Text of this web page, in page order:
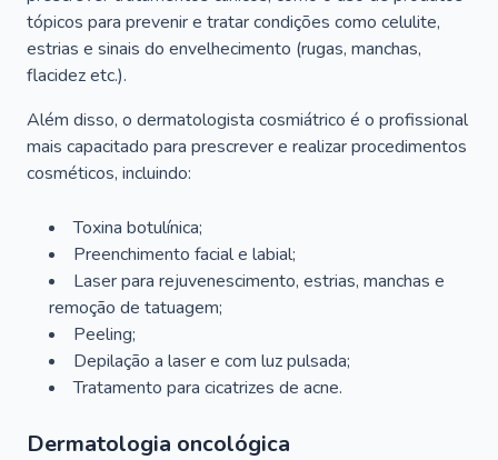
tópicos para prevenir e tratar condições como celulite,
estrias e sinais do envelhecimento (rugas, manchas,
flacidez etc.).
Além disso, o dermatologista cosmiátrico é o profissional
mais capacitado para prescrever e realizar procedimentos
cosméticos, incluindo:
Toxina botulínica;
Preenchimento facial e labial;
Laser para rejuvenescimento, estrias, manchas e
remoção de tatuagem;
Peeling;
Depilação a laser e com luz pulsada;
Tratamento para cicatrizes de acne.
Dermatologia oncológica